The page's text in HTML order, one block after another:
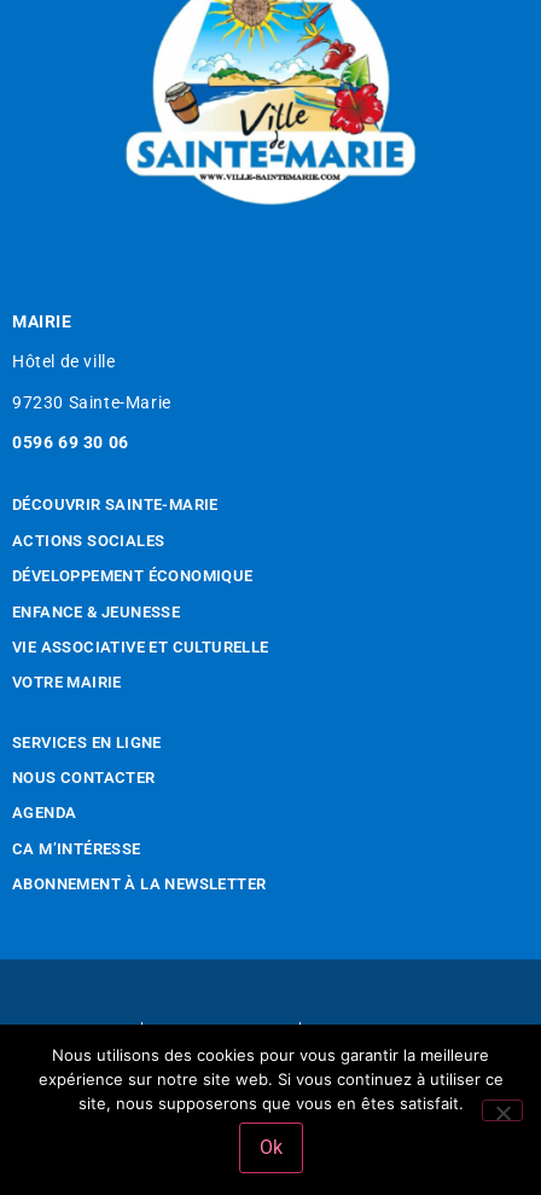
MAIRIE
Hôtel de ville
97230 Sainte-Marie
0596 69 30 06
DÉCOUVRIR SAINTE-MARIE
ACTIONS SOCIALES
DÉVELOPPEMENT ÉCONOMIQUE
ENFANCE & JEUNESSE
VIE ASSOCIATIVE ET CULTURELLE
VOTRE MAIRIE
SERVICES EN LIGNE
NOUS CONTACTER
AGENDA
CA M’INTÉRESSE
ABONNEMENT À LA NEWSLETTER
Réalisation Tintamarre & Co
Nous utilisons des cookies pour vous garantir la meilleure
expérience sur notre site web. Si vous continuez à utiliser ce
site, nous supposerons que vous en êtes satisfait.
Ok